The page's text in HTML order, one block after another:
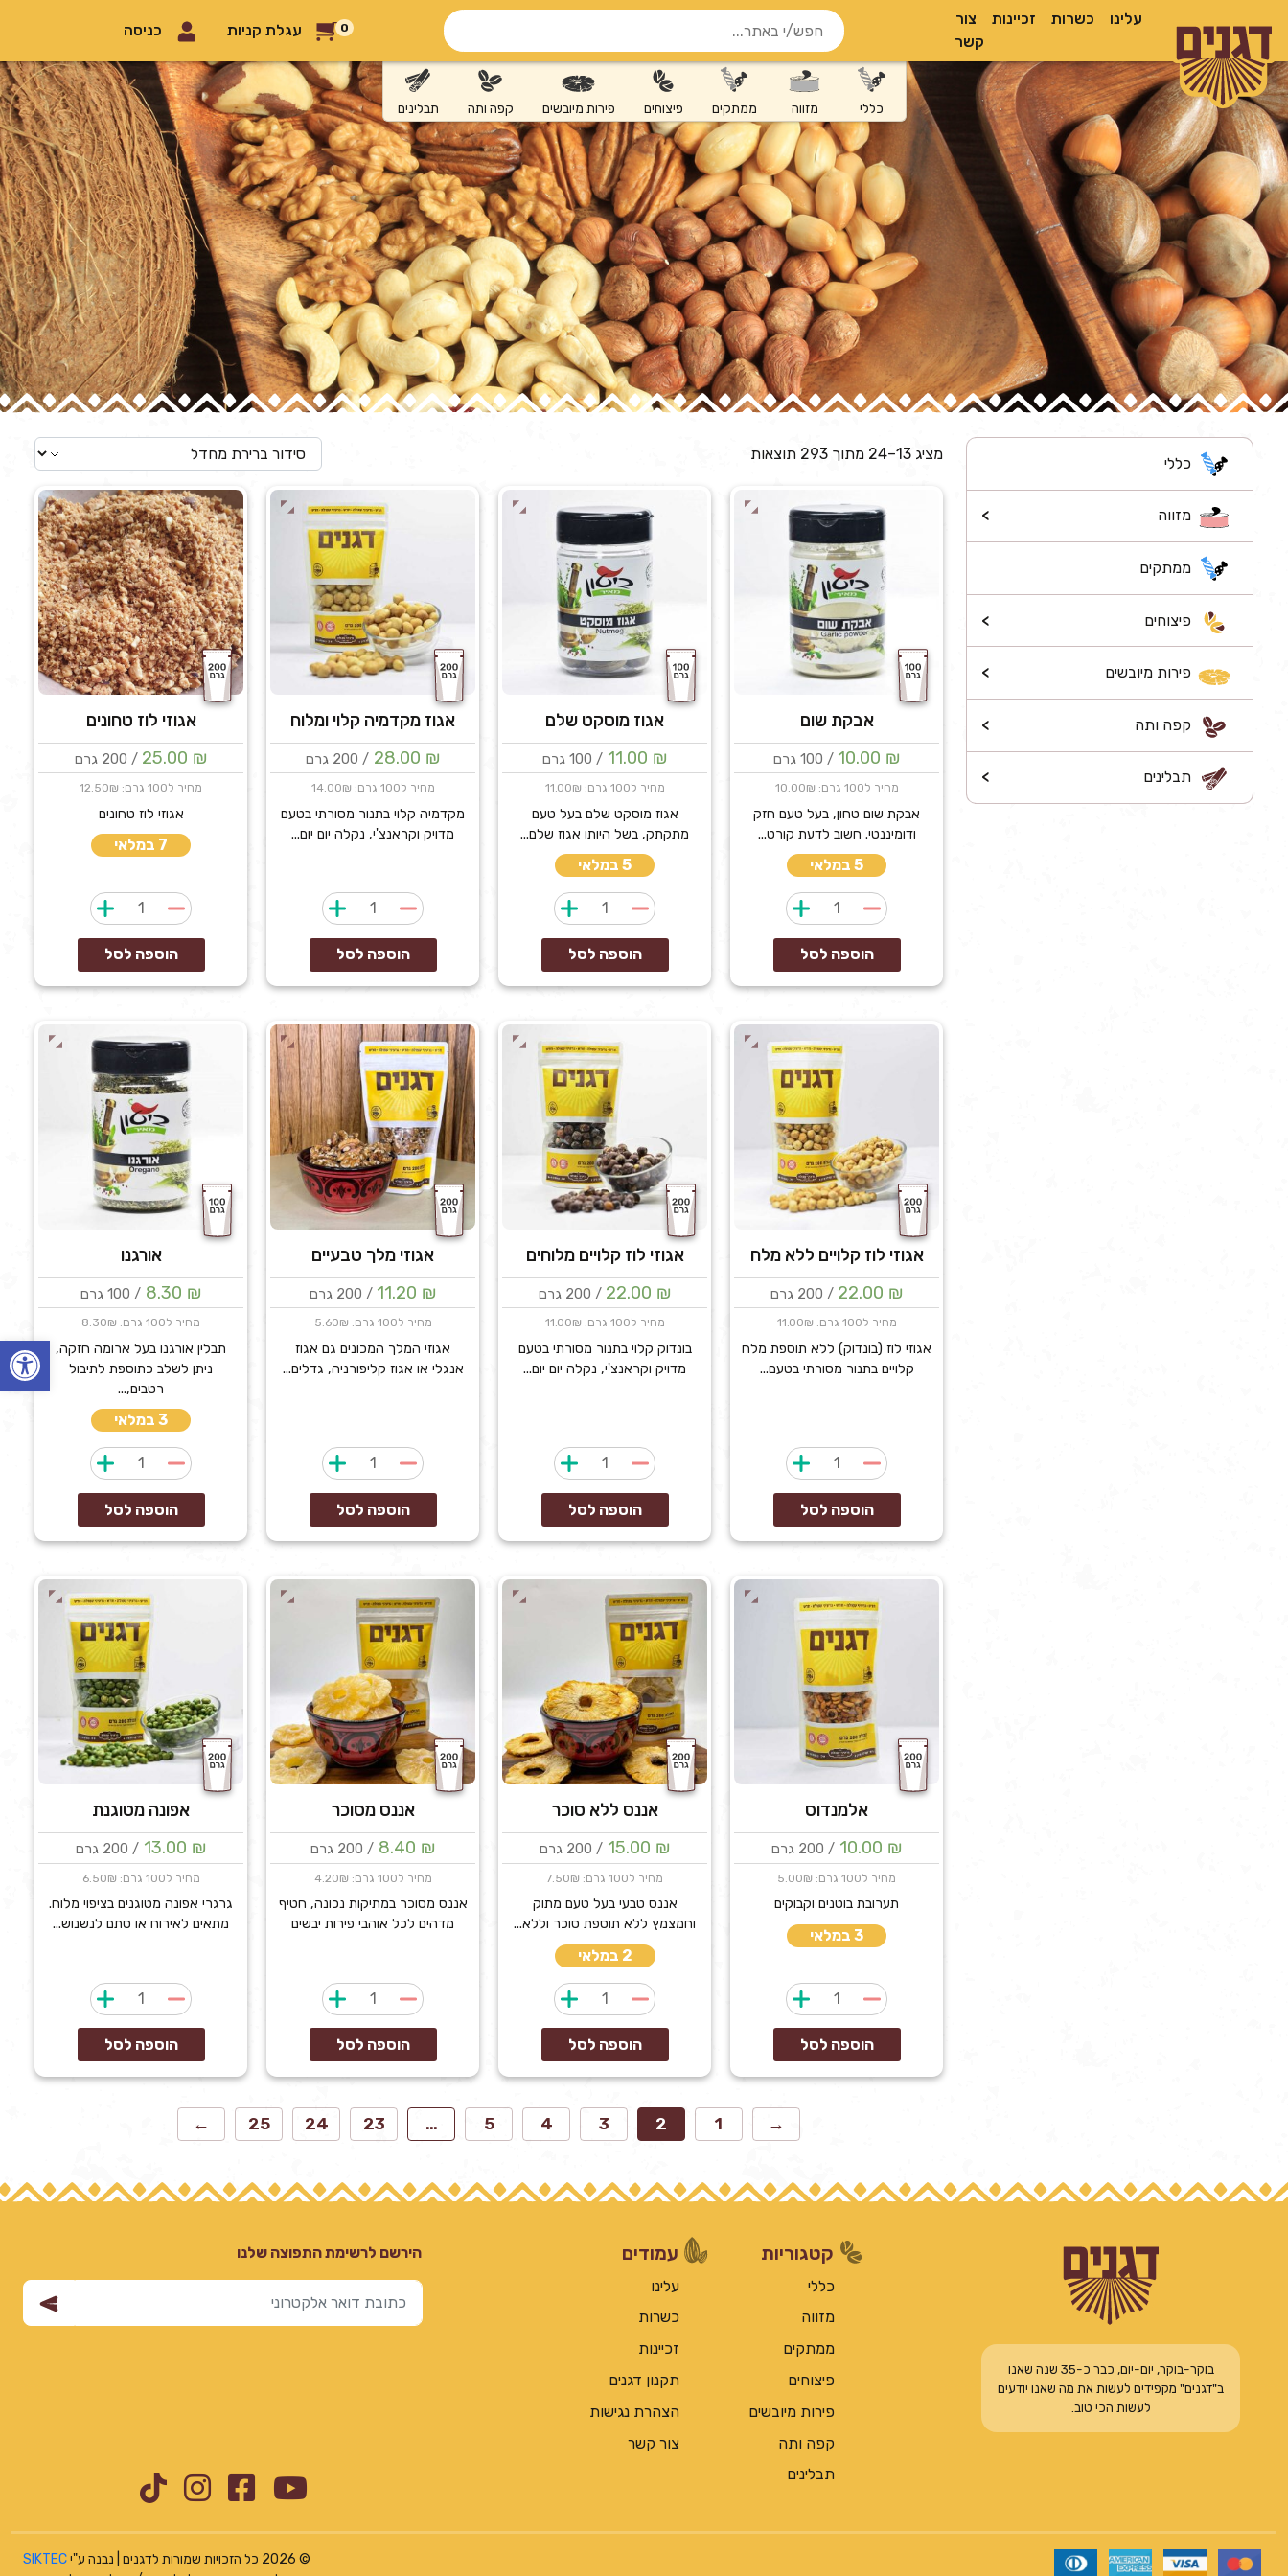
עלינו כשרות זכיינות
צור
קשר
0 עגלת קניות כניסה
כללי מזווה ממתקים פיצוחים פירות מיובשים קפה ותה תבלינים
כללי
מזווה >
ממתקים
פיצוחים >
פירות מיובשים >
קפה ותה >
תבלינים >
מציג 13–24 מתוך 293 תוצאות
אבקת שום
10.00 ₪ / 100 גרם
מחיר ל100 גרם: 10.00₪
אבקת שום טחון, בעל טעם חזק
ודומיננטי. חשוב לדעת קורט...
5 במלאי
כמות
של
אבקת
שום
הוספה לסל
אגוז מוסקט שלם
11.00 ₪ / 100 גרם
מחיר ל100 גרם: 11.00₪
אגוז מוסקט שלם בעל טעם
מתקתק, בשל היותו אגוז שלם...
5 במלאי
כמות
של
אגוז
מוסקט
שלם
הוספה לסל
אגוז מקדמיה קלוי ומלוח
28.00 ₪ / 200 גרם
מחיר ל100 גרם: 14.00₪
מקדמיה קלוי בתנור מסורתי בטעם
מדויק וקראנצ'י, נקלה יום יום...
כמות
של
אגוז
מקדמיה
קלוי
הוספה לסל
אגוזי לוז טחונים
25.00 ₪ / 200 גרם
מחיר ל100 גרם: 12.50₪
אגוזי לוז טחונים
7 במלאי
כמות
של
אגוזי
לוז
טחונים
הוספה לסל
אגוזי לוז קלויים ללא מלח
22.00 ₪ / 200 גרם
מחיר ל100 גרם: 11.00₪
אגוזי לוז (בונדוק) ללא תוספת מלח
קלויים בתנור מסורתי בטעם...
כמות
של
אגוזי
לוז
קלויים
מלח
הוספה לסל
אגוזי לוז קלויים מלוחים
22.00 ₪ / 200 גרם
מחיר ל100 גרם: 11.00₪
בונדוק קלוי בתנור מסורתי בטעם
מדויק וקראנצ'י, נקלה יום יום...
כמות
של
אגוזי
לוז
קלויים
הוספה לסל
אגוזי מלך טבעיים
11.20 ₪ / 200 גרם
מחיר ל100 גרם: 5.60₪
אגוזי המלך המכונים גם אגוז
אנגלי או אגוז קליפורניה, גדלים...
כמות
של
אגוזי
מלך
טבעיים
הוספה לסל
אורגנו
8.30 ₪ / 100 גרם
מחיר ל100 גרם: 8.30₪
תבלין אורגנו בעל ארומה חזקה,
ניתן לשלב כתוספת לתיבול
רטבים,...
3 במלאי
כמות
של
אורגנו
הוספה לסל
אלמנדוס
10.00 ₪ / 200 גרם
מחיר ל100 גרם: 5.00₪
תערובת בוטנים וקבוקים
3 במלאי
כמות
של
אלמנדוס
הוספה לסל
אננס ללא סוכר
15.00 ₪ / 200 גרם
מחיר ל100 גרם: 7.50₪
אננס טבעי בעל טעם מתוק
וחמצמץ ללא תוספת סוכר וללא...
2 במלאי
כמות
של
אננס
ללא
סוכר
הוספה לסל
אננס מסוכר
8.40 ₪ / 200 גרם
מחיר ל100 גרם: 4.20₪
אננס מסוכר במתיקות נכונה, חטיף
מדהים לכל אוהבי פירות יבשים
כמות
של
אננס
מסוכר
הוספה לסל
אפונה מטוגנת
13.00 ₪ / 200 גרם
מחיר ל100 גרם: 6.50₪
גרגרי אפונה מטוגנים בציפוי מלוח.
מתאים לאירוח או סתם לנשנוש...
כמות
של
אפונה
מטוגנת
הוספה לסל
→
1
2
3
4
5
…
23
24
25
←
בוקר-בוקר, יום-יום, כבר כ-35 שנה שאנו
ב"דגנים" מקפידים לעשות את מה שאנו יודעים
לעשות הכי טוב.
קטגוריות
כללי
מזווה
ממתקים
פיצוחים
פירות מיובשים
קפה ותה
תבלינים
עמודים
עלינו
כשרות
זכיינות
תקנון דגנים
הצהרת נגישות
צור קשר
הירשם לרשימת התפוצה שלנו
YouTube
Facebook
Instagram
TikTok
© 2026 כל הזכויות שמורות לדגנים | נבנה ע"י
SIKTEC